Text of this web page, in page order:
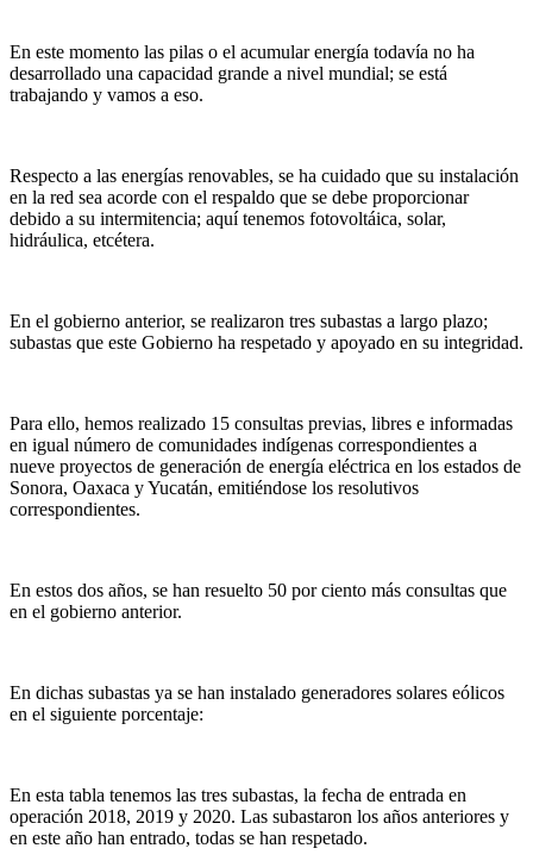
En este momento las pilas o el acumular energía todavía no ha
desarrollado una capacidad grande a nivel mundial; se está
trabajando y vamos a eso.
Respecto a las energías renovables, se ha cuidado que su instalación
en la red sea acorde con el respaldo que se debe proporcionar
debido a su intermitencia; aquí tenemos fotovoltáica, solar,
hidráulica, etcétera.
En el gobierno anterior, se realizaron tres subastas a largo plazo;
subastas que este Gobierno ha respetado y apoyado en su integridad.
Para ello, hemos realizado 15 consultas previas, libres e informadas
en igual número de comunidades indígenas correspondientes a
nueve proyectos de generación de energía eléctrica en los estados de
Sonora, Oaxaca y Yucatán, emitiéndose los resolutivos
correspondientes.
En estos dos años, se han resuelto 50 por ciento más consultas que
en el gobierno anterior.
En dichas subastas ya se han instalado generadores solares eólicos
en el siguiente porcentaje:
En esta tabla tenemos las tres subastas, la fecha de entrada en
operación 2018, 2019 y 2020. Las subastaron los años anteriores y
en este año han entrado, todas se han respetado.